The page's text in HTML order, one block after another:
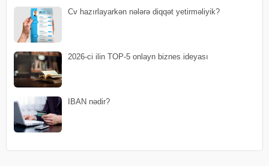
Cv hazırlayarkən nələrə diqqət yetirməliyik?
2026-ci ilin TOP-5 onlayn biznes ideyası
IBAN nədir?